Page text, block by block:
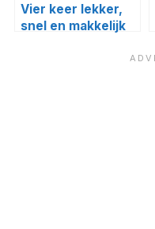
Vier keer lekker,
snel en makkelijk